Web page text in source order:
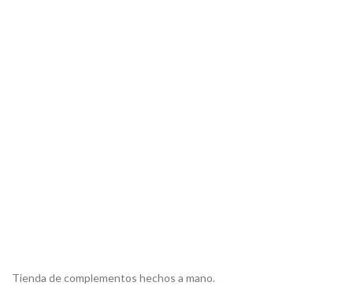
Tienda de complementos hechos a mano.